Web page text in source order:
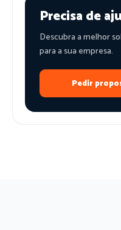
Precisa de
Descubra a melhor
para a sua empresa.
Pedir